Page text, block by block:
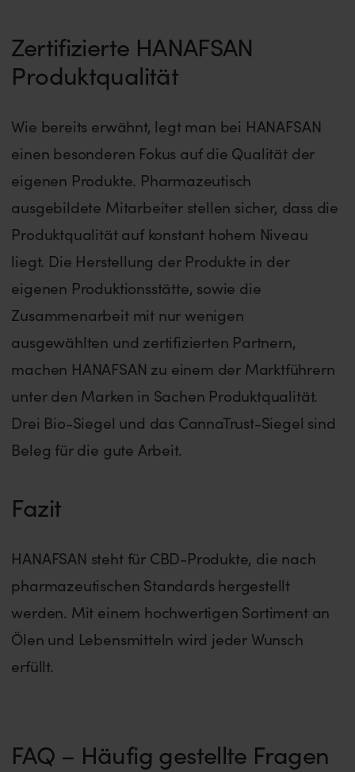
Zertifizierte HANAFSAN
Produktqualität
Wie bereits erwähnt, legt man bei HANAFSAN
einen besonderen Fokus auf die Qualität der
eigenen Produkte. Pharmazeutisch
ausgebildete Mitarbeiter stellen sicher, dass die
Produktqualität auf konstant hohem Niveau
liegt. Die Herstellung der Produkte in der
eigenen Produktionsstätte, sowie die
Zusammenarbeit mit nur wenigen
ausgewählten und zertifizierten Partnern,
machen HANAFSAN zu einem der Marktführern
unter den Marken in Sachen Produktqualität.
Drei Bio-Siegel und das CannaTrust-Siegel sind
Beleg für die gute Arbeit.
Fazit
HANAFSAN steht für CBD-Produkte, die nach
pharmazeutischen Standards hergestellt
werden. Mit einem hochwertigen Sortiment an
Ölen und Lebensmitteln wird jeder Wunsch
erfüllt.
FAQ – Häufig gestellte Fragen